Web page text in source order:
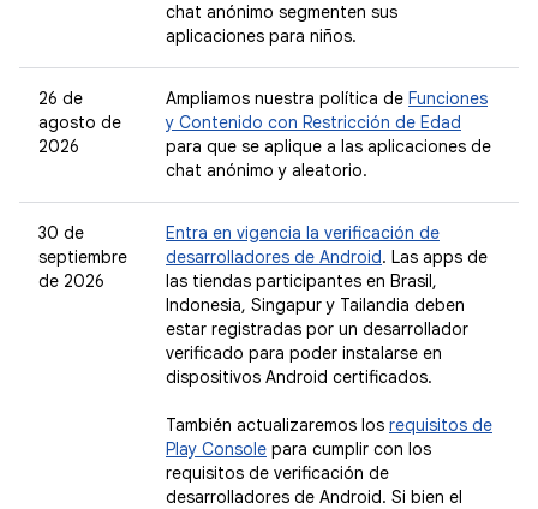
chat anónimo segmenten sus
aplicaciones para niños.
26 de
agosto de
2026
Ampliamos nuestra política de Funciones
y Contenido con Restricción de Edad
para que se aplique a las aplicaciones de
chat anónimo y aleatorio.
30 de
septiembre
de 2026
Entra en vigencia la verificación de
desarrolladores de Android. Las apps de
las tiendas participantes en Brasil,
Indonesia, Singapur y Tailandia deben
estar registradas por un desarrollador
verificado para poder instalarse en
dispositivos Android certificados.
También actualizaremos los requisitos de
Play Console para cumplir con los
requisitos de verificación de
desarrolladores de Android. Si bien el